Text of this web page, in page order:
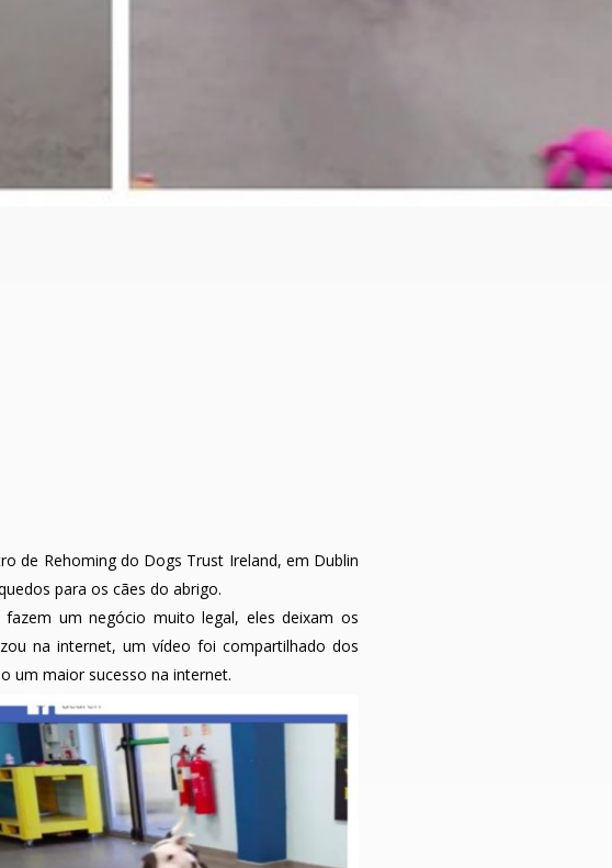
de Rehoming do Dogs Trust Ireland, em Dublin
para os cães do abrigo.
um negócio muito legal, eles deixam os
na internet, um vídeo foi compartilhado dos
um maior sucesso na internet.